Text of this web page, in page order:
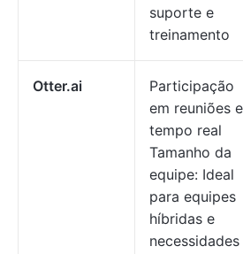
suporte e
treinamento
Otter.ai
Participação
em reuniões
tempo real
Tamanho da
equipe: Ideal
para equipes
híbridas e
necessidades